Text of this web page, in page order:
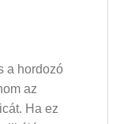
a hordozó
az
Ha ez